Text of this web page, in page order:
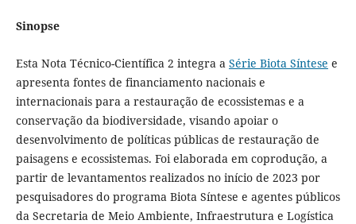
Sinopse
Esta Nota Técnico-Científica 2 integra a Série Biota Síntese e
apresenta fontes de financiamento nacionais e
internacionais para a restauração de ecossistemas e a
conservação da biodiversidade, visando apoiar o
desenvolvimento de políticas públicas de restauração de
paisagens e ecossistemas. Foi elaborada em coprodução, a
partir de levantamentos realizados no início de 2023 por
pesquisadores do programa Biota Síntese e agentes públicos
da Secretaria de Meio Ambiente, Infraestrutura e Logística